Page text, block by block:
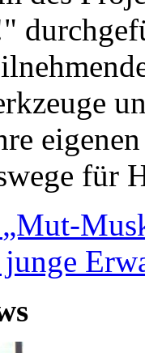
für
„Mut-